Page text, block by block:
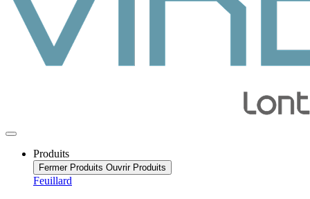
Produits
Fermer Produits Ouvrir Produits
Feuillard